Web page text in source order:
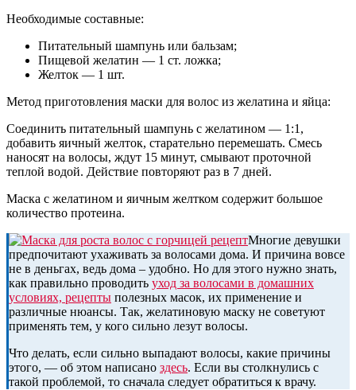
Необходимые составные:
Питательный шампунь или бальзам;
Пищевой желатин — 1 ст. ложка;
Желток — 1 шт.
Метод приготовления маски для волос из желатина и яйца:
Соединить питательный шампунь с желатином — 1:1,
добавить яичный желток, старательно перемешать. Смесь
наносят на волосы, ждут 15 минут, смывают проточной
теплой водой. Действие повторяют раз в 7 дней.
Маска с желатином и яичным желтком содержит большое
количество протеина.
Многие девушки
предпочитают ухаживать за волосами дома. И причина вовсе
не в деньгах, ведь дома – удобно. Но для этого нужно знать,
как правильно проводить уход за волосами в домашних
условиях, рецепты полезных масок, их применение и
различные нюансы. Так, желатиновую маску не советуют
применять тем, у кого сильно лезут волосы.
Что делать, если сильно выпадают волосы, какие причины
этого, — об этом написано здесь. Если вы столкнулись с
такой проблемой, то сначала следует обратиться к врачу.